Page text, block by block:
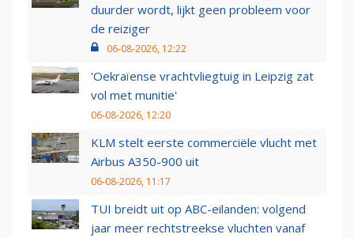
duurder wordt, lijkt geen probleem voor
de reiziger
06-08-2026, 12:22
'Oekraïense vrachtvliegtuig in Leipzig zat
vol met munitie'
06-08-2026, 12:20
KLM stelt eerste commerciële vlucht met
Airbus A350-900 uit
06-08-2026, 11:17
TUI breidt uit op ABC-eilanden: volgend
jaar meer rechtstreekse vluchten vanaf